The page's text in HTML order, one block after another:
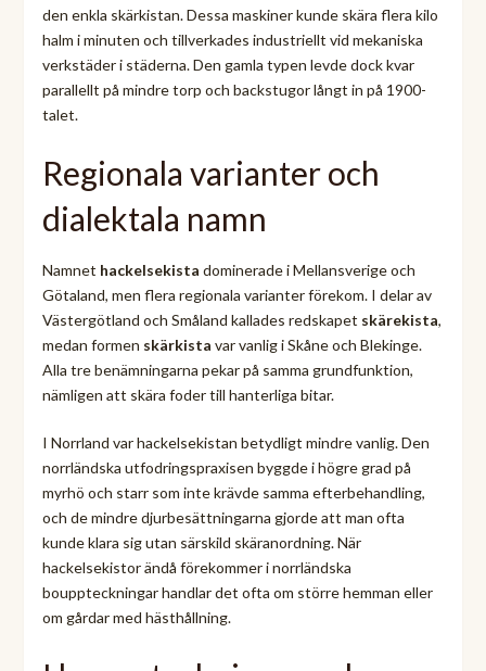
den enkla skärkistan. Dessa maskiner kunde skära flera kilo
halm i minuten och tillverkades industriellt vid mekaniska
verkstäder i städerna. Den gamla typen levde dock kvar
parallellt på mindre torp och backstugor långt in på 1900-
talet.
Regionala varianter och
dialektala namn
Namnet hackelsekista dominerade i Mellansverige och
Götaland, men flera regionala varianter förekom. I delar av
Västergötland och Småland kallades redskapet skärekista,
medan formen skärkista var vanlig i Skåne och Blekinge.
Alla tre benämningarna pekar på samma grundfunktion,
nämligen att skära foder till hanterliga bitar.
I Norrland var hackelsekistan betydligt mindre vanlig. Den
norrländska utfodringspraxisen byggde i högre grad på
myrhö och starr som inte krävde samma efterbehandling,
och de mindre djurbesättningarna gjorde att man ofta
kunde klara sig utan särskild skäranordning. När
hackelsekistor ändå förekommer i norrländska
bouppteckningar handlar det ofta om större hemman eller
om gårdar med hästhållning.